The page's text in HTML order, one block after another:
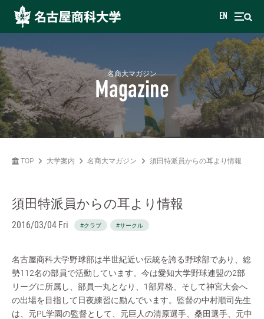
EN
名商大マガジン
Magazine
TOP 大学案内 名商大マガジン 須田特派員からの耳より情報
須田特派員からの耳より情報
2016/03/04 Fri #クラブ #サークル
名古屋商科大学野球部は半世紀近い伝統を誇る野球部であり、総
勢112名の部員で活動しています。今は愛知大学野球連盟の2部
リーグに所属し、部員一丸となり、1部昇格、そして神宮大会へ
の出場を目指して日夜練習に励んでいます。監督の中村順司先生
は、元PL学園の監督として、元巨人の清原選手、桑田選手、元中